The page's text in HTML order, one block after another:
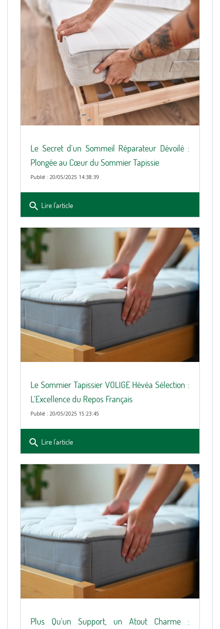
Le Secret d'un Sommeil Réparateur Dévoilé :
Plongée au Cœur du Sommier Tapissie
Publié : 20/05/2025 14:38:39
search Lire l'article
Le Sommier Tapissier VOLIGE Hévéa Sélection :
L'Excellence du Repos Français
Publié : 20/05/2025 15:23:45
search Lire l'article
Plus Qu'un Support, un Atout Charme :